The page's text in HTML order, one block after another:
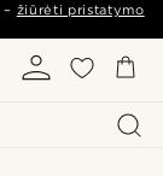
– žiūrėti pristatymo